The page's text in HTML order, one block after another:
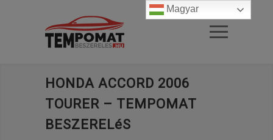
HONDA ACCORD 2006
TOURER – TEMPOMAT
BESZERELéS
Magyar